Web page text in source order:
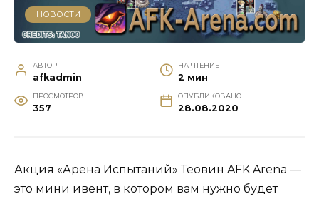
НОВОСТИ
АВТОР
afkadmin
НА ЧТЕНИЕ
2 мин
ПРОСМОТРОВ
357
ОПУБЛИКОВАНО
28.08.2020
Акция «Арена Испытаний» Теовин AFK Arena —
это мини ивент, в котором вам нужно будет